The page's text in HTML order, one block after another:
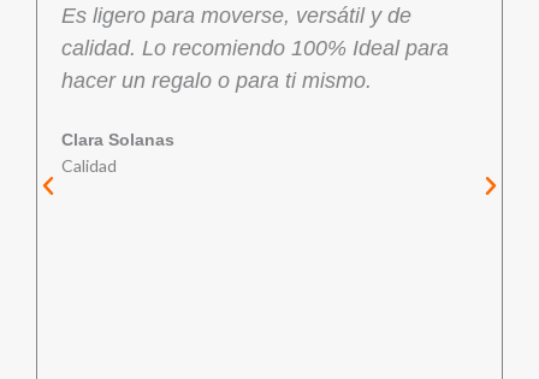
Es ligero para moverse, versátil y de
calidad. Lo recomiendo 100% Ideal para
hacer un regalo o para ti mismo.
Clara Solanas
Calidad